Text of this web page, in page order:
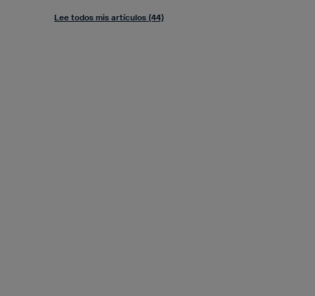
Lee todos mis artículos (44)